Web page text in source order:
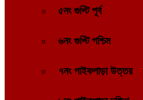
৫নং গুপ্টি পূর্ব
৬নং গুপ্টি পশ্চিম
৭নং পাইকপাড়া উত্তর